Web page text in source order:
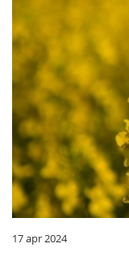
17 apr 2024